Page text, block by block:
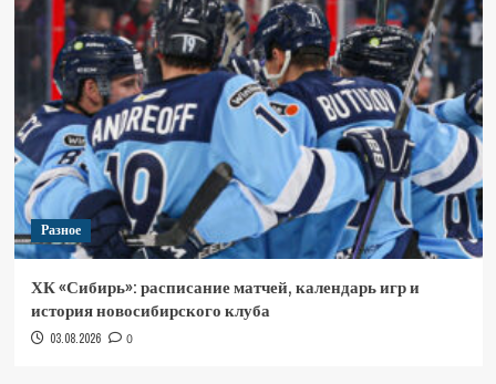
Разное
ХК «Сибирь»: расписание матчей, календарь игр и
история новосибирского клуба
03.08.2026 0